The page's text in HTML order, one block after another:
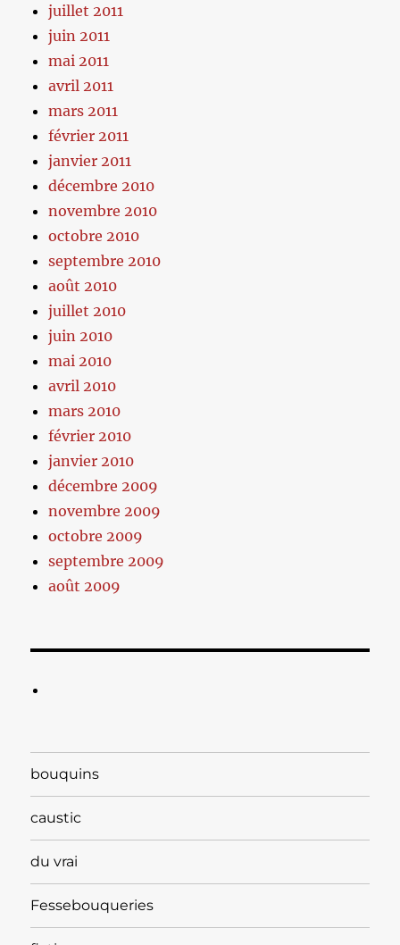
juillet 2011
juin 2011
mai 2011
avril 2011
mars 2011
février 2011
janvier 2011
décembre 2010
novembre 2010
octobre 2010
septembre 2010
août 2010
juillet 2010
juin 2010
mai 2010
avril 2010
mars 2010
février 2010
janvier 2010
décembre 2009
novembre 2009
octobre 2009
septembre 2009
août 2009
bouquins
caustic
du vrai
Fessebouqueries